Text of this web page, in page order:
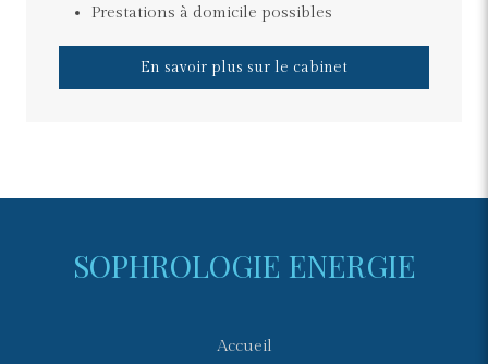
Prestations à domicile possibles
En savoir plus sur le cabinet
SOPHROLOGIE ENERGIE
Accueil